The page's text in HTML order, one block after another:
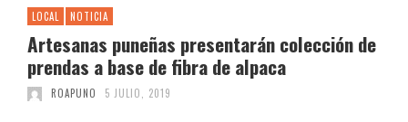
LOCAL NOTICIA
Artesanas puneñas presentarán colección de
prendas a base de fibra de alpaca
ROAPUNO 5 JULIO, 2019